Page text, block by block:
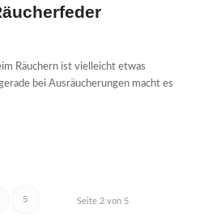
Räuchern ist vielleicht etwas
bei Ausräucherungen macht es
Seite 2 von 5
5